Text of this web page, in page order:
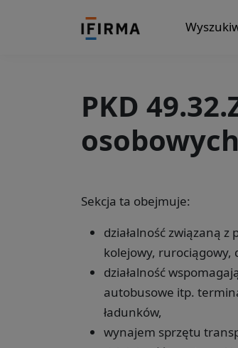
PKD
osobowych
Sekcja ta obejmuje:
działalność związaną
kolejowy, rurociągowy,
działalność
autobusowe itp.
ładunków,
wynajem sprzętu